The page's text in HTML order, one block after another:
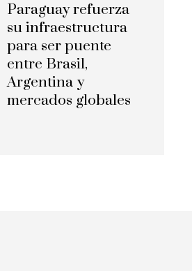
Paraguay refuerza
su infraestructura
para ser puente
entre Brasil,
Argentina y
mercados globales